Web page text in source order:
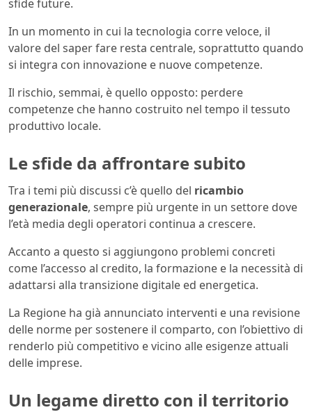
sfide future.
In un momento in cui la tecnologia corre veloce, il
valore del saper fare resta centrale, soprattutto quando
si integra con innovazione e nuove competenze.
Il rischio, semmai, è quello opposto: perdere
competenze che hanno costruito nel tempo il tessuto
produttivo locale.
Le sfide da affrontare subito
Tra i temi più discussi c’è quello del ricambio
generazionale, sempre più urgente in un settore dove
l’età media degli operatori continua a crescere.
Accanto a questo si aggiungono problemi concreti
come l’accesso al credito, la formazione e la necessità di
adattarsi alla transizione digitale ed energetica.
La Regione ha già annunciato interventi e una revisione
delle norme per sostenere il comparto, con l’obiettivo di
renderlo più competitivo e vicino alle esigenze attuali
delle imprese.
Un legame diretto con il territorio